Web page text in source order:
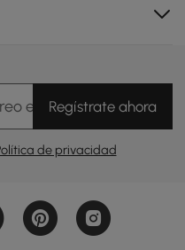
tranquilo y
electrónico
Regístrate ahora
de privacidad